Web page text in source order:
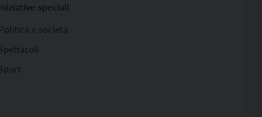
Iniziative speciali
Politica e società